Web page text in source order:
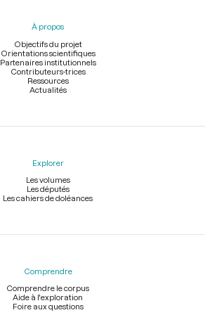
À propos
Objectifs du projet
Orientations scientifiques
Partenaires institutionnels
Contributeurs-trices
Ressources
Actualités
Explorer
Les volumes
Les députés
Les cahiers de doléances
Comprendre
Comprendre le corpus
Aide à l'exploration
Foire aux questions